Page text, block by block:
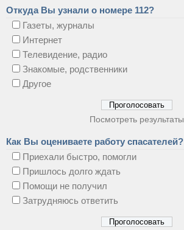
Откуда Вы узнали о номере 112?
Газеты, журналы
Интернет
Телевидение, радио
Знакомые, родственники
Другое
Посмотреть результаты
Как Вы оцениваете работу спасателей?
Приехали быстро, помогли
Пришлось долго ждать
Помощи не получил
Затрудняюсь ответить